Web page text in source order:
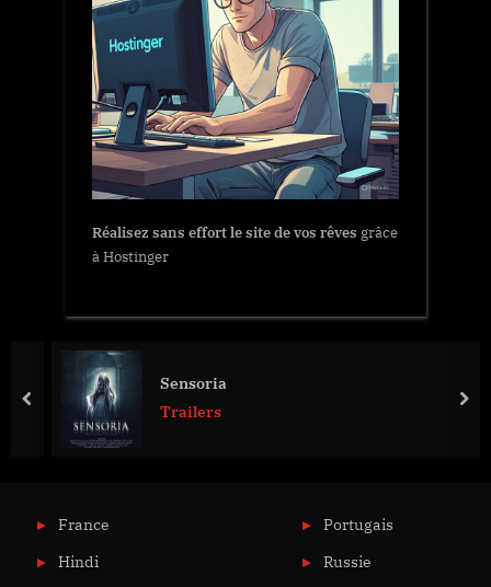
Réalisez sans effort le site de vos rêves grâce
à Hostinger
Sensoria
Trailers
prev
France
Hindi
Portugais
Russie